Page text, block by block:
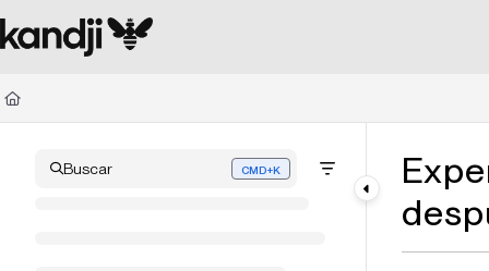
Documentation Index
Fetch the complete documentation index at:
Use this file to discover all available pages before exploring further.
Buscar CMD+K
Press CMD+K to open search